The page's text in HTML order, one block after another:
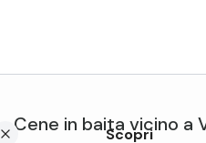
Cene in baita vicino a
Scopri